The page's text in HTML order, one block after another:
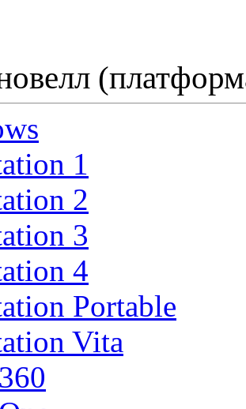
1
2
3
4
Portable
Vita